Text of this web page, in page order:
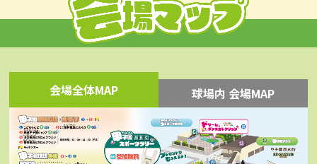
会場全体MAP 球場内 会場MAP